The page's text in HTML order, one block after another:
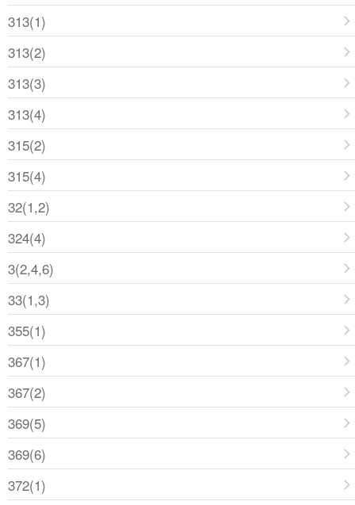
313(1)
313(2)
313(3)
313(4)
315(2)
315(4)
32(1,2)
324(4)
3(2,4,6)
33(1,3)
355(1)
367(1)
367(2)
369(5)
369(6)
372(1)